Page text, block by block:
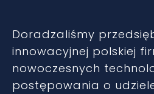
Doradzaliśmy
innowacyjnej polskiej
nowoczesnych
postępowania o